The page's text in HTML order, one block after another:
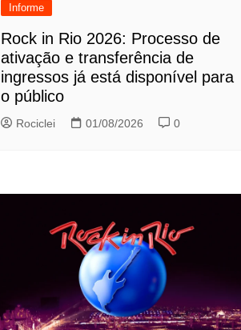
Informe
Rock in Rio 2026: Processo de
ativação e transferência de
ingressos já está disponível para
o público
Rociclei 01/08/2026 0